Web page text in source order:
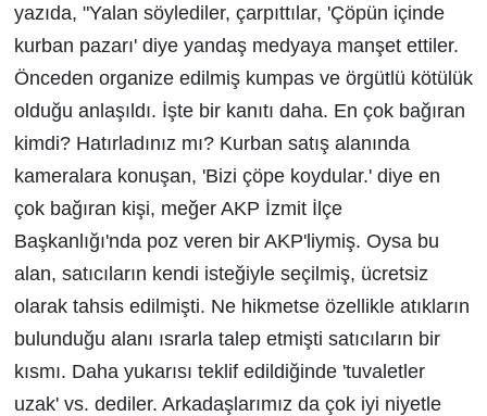
yazıda, "Yalan söylediler, çarpıttılar, 'Çöpün içinde
kurban pazarı' diye yandaş medyaya manşet ettiler.
Önceden organize edilmiş kumpas ve örgütlü kötülük
olduğu anlaşıldı. İşte bir kanıtı daha. En çok bağıran
kimdi? Hatırladınız mı? Kurban satış alanında
kameralara konuşan, 'Bizi çöpe koydular.' diye en
çok bağıran kişi, meğer AKP İzmit İlçe
Başkanlığı'nda poz veren bir AKP'liymiş. Oysa bu
alan, satıcıların kendi isteğiyle seçilmiş, ücretsiz
olarak tahsis edilmişti. Ne hikmetse özellikle atıkların
bulunduğu alanı ısrarla talep etmişti satıcıların bir
kısmı. Daha yukarısı teklif edildiğinde 'tuvaletler
uzak' vs. dediler. Arkadaşlarımız da çok iyi niyetle